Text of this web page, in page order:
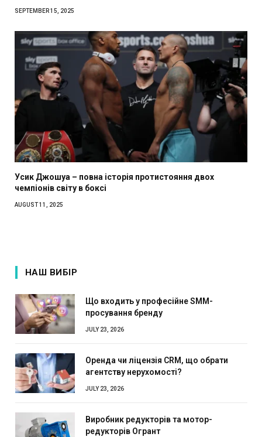
SEPTEMBER 15, 2025
Усик Джошуа – повна історія протистояння двох
чемпіонів світу в боксі
AUGUST 11, 2025
НАШ ВИБІР
Що входить у професійне SMM-
просування бренду
JULY 23, 2026
Оренда чи ліцензія CRM, що обрати
агентству нерухомості?
JULY 23, 2026
Виробник редукторів та мотор-
редукторів Огрант